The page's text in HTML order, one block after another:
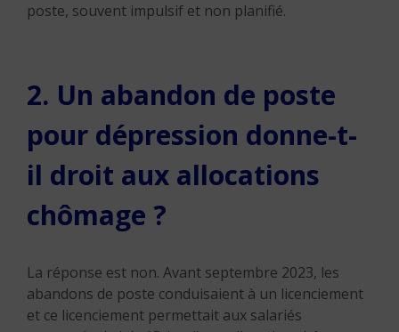
poste, souvent impulsif et non planifié.
2. Un abandon de poste
pour dépression donne-t-
il droit aux allocations
chômage ?
La réponse est non. Avant septembre 2023, les
abandons de poste conduisaient à un licenciement
et ce licenciement permettait aux salariés